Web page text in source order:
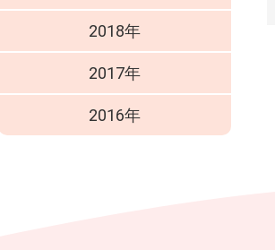
2018年
2017年
2016年